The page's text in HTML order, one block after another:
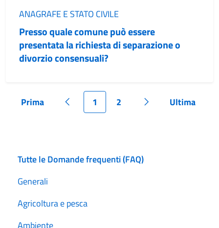
Categoria:
ANAGRAFE E STATO CIVILE
Presso quale comune può essere
presentata la richiesta di separazione o
divorzio consensuali?
Pagina
Prima Pagina precedente
Pagina
1 Pagina
2 Pagina successiva
Pagina
Ultima
Tutte le Domande frequenti (FAQ)
Generali
Agricoltura e pesca